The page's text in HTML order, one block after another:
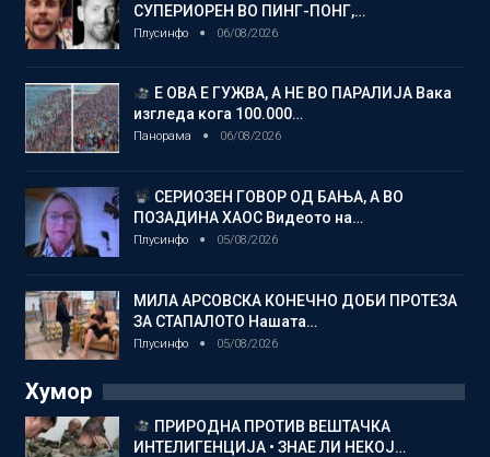
СУПЕРИОРЕН ВО ПИНГ-ПОНГ,…
Плусинфо 06/08/2026
Е ОВА Е ГУЖВА, А НЕ ВО ПАРАЛИЈА Вака
изгледа кога 100.000…
Панорама 06/08/2026
СЕРИОЗЕН ГОВОР ОД БАЊА, А ВО
ПОЗАДИНА ХАОС Видеото на…
Плусинфо 05/08/2026
МИЛА АРСОВСКА КОНЕЧНО ДОБИ ПРОТЕЗА
ЗА СТАПАЛОТО Нашата…
Плусинфо 05/08/2026
Хумор
ПРИРОДНА ПРОТИВ ВЕШТАЧКА
ИНТЕЛИГЕНЦИЈА • ЗНАЕ ЛИ НЕКОЈ…